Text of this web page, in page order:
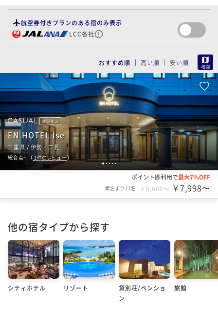
航空券付きプランのある宿のみ表示
LCC各社
おすすめ順 高い順 安い順
12345
ビジネス
EN HOTEL Ise
三重県 / 伊勢・二見
総合点- （ 1件のレビュー）
ポイント即利用で最大7％OFF
素泊まり / 1名 ￥8,600〜 ￥7,998〜
他の宿タイプから探す
シティホテル リゾート
貸別荘/ペンショ
ン
旅館